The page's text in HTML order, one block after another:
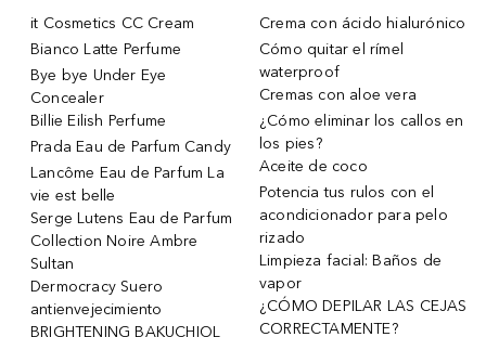
it Cosmetics CC Cream
Bianco Latte Perfume
Bye bye Under Eye
Concealer
Billie Eilish Perfume
Prada Eau de Parfum Candy
Lancôme Eau de Parfum La
vie est belle
Serge Lutens Eau de Parfum
Collection Noire Ambre
Sultan
Dermocracy Suero
antienvejecimiento
BRIGHTENING BAKUCHIOL
Crema con ácido hialurónico
Cómo quitar el rímel
waterproof
Cremas con aloe vera
¿Cómo eliminar los callos en
los pies?
Aceite de coco
Potencia tus rulos con el
acondicionador para pelo
rizado
Limpieza facial: Baños de
vapor
¿CÓMO DEPILAR LAS CEJAS
CORRECTAMENTE?